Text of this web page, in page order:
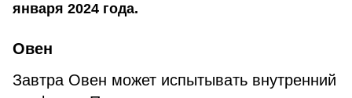
января 2024 года.
Овен
Завтра Овен может испытывать внутренний